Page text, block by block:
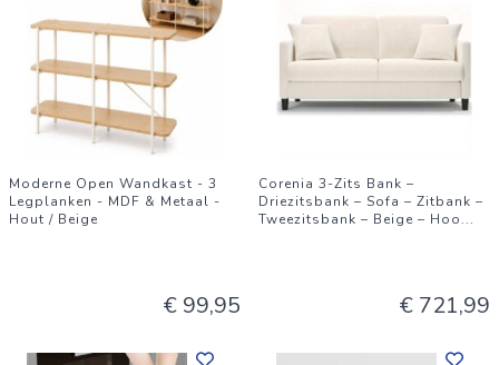
Moderne Open Wandkast - 3
Legplanken - MDF & Metaal -
Hout / Beige
€ 99,95
Corenia 3-Zits Bank –
Driezitsbank – Sofa – Zitbank –
Tweezitsbank – Beige – Hoo...
€ 721,99